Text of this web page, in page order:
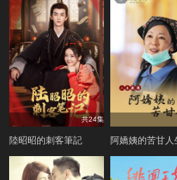
共24集
陸昭昭的刺客筆記 阿嬌姨的苦甘人